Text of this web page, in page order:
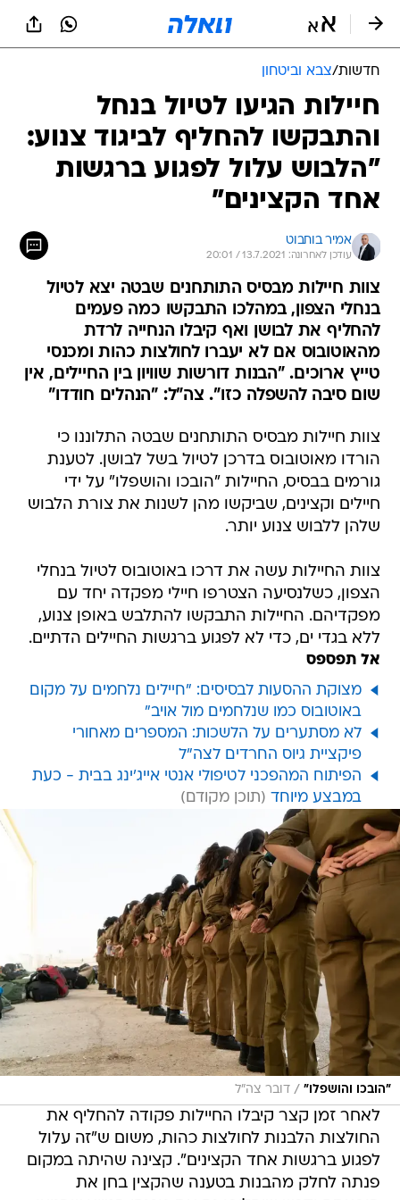
חדשות/צבא וביטחון
חיילות הגיעו לטיול בנחל
והתבקשו להחליף לביגוד צנוע:
"הלבוש עלול לפגוע ברגשות
אחד הקצינים"
אמיר בוחבוט
עודכן לאחרונה: 13.7.2021 / 20:01
צוות חיילות מבסיס התותחנים שבטה יצא לטיול
בנחלי הצפון, במהלכו התבקשו כמה פעמים
להחליף את לבושן ואף קיבלו הנחייה לרדת
מהאוטובוס אם לא יעברו לחולצות כהות ומכנסי
טייץ ארוכים. "הבנות דורשות שוויון בין החיילים, אין
שום סיבה להשפלה כזו". צה"ל: "הנהלים חודדו"
צוות חיילות מבסיס התותחנים שבטה התלוננו כי
הורדו מאוטובוס בדרכן לטיול בשל לבושן. לטענת
גורמים בבסיס, החיילות "הובכו והושפלו" על ידי
חיילים וקצינים, שביקשו מהן לשנות את צורת הלבוש
שלהן ללבוש צנוע יותר.
צוות החיילות עשה את דרכו באוטובוס לטיול בנחלי
הצפון, כשלנסיעה הצטרפו חיילי מפקדה יחד עם
מפקדיהם. החיילות התבקשו להתלבש באופן צנוע,
ללא בגדי ים, כדי לא לפגוע ברגשות החיילים הדתיים.
אל תפספס
מצוקת ההסעות לבסיסים: "חיילים נלחמים על מקום
באוטובוס כמו שנלחמים מול אויב"
לא מסתערים על הלשכות: המספרים מאחורי
פיקציית גיוס החרדים לצה"ל
הפיתוח המהפכני לטיפולי אנטי אייג'ינג בבית - כעת
במבצע מיוחד
"הובכו והושפלו" / דובר צה"ל
לאחר זמן קצר קיבלו החיילות פקודה להחליף את
החולצות הלבנות לחולצות כהות, משום ש"זה עלול
לפגוע ברגשות אחד הקצינים". קצינה שהיתה במקום
פנתה לחלק מהבנות בטענה שהקצין בחן את